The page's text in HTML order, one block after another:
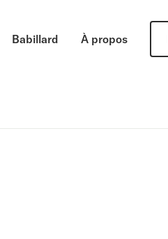
Babillard À propos